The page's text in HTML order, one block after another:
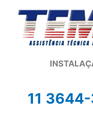
conteúdo
11